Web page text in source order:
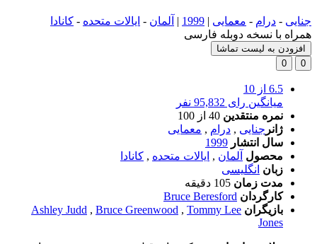
جنایی - درام - معمایی |
1999
| آلمان - ایالات متحده - کانادا
همراه با نسخه دوبله فارسی
افزودن به لیست تماشا
0
0
6.5 از 10
میانگین رای 95,832 نفر
نمره منتقدین 40 از 100
ژانر جنایی , درام , معمایی
سال انتشار 1999
محصول آلمان , ایالات متحده , کانادا
زبان انگلیسی
مدت زمان 105 دقیقه
کارگردان Bruce Beresford
بازیگران
Ashley Judd , Bruce Greenwood , Tommy Lee
Jones